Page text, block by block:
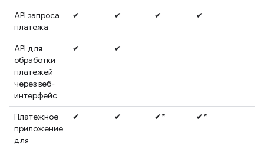
API запроса
платежа
✔ ✔ ✔ ✔
API для
обработки
платежей
через веб-
интерфейс
✔ ✔
Платежное
приложение
для
✔ ✔ ✔* ✔*